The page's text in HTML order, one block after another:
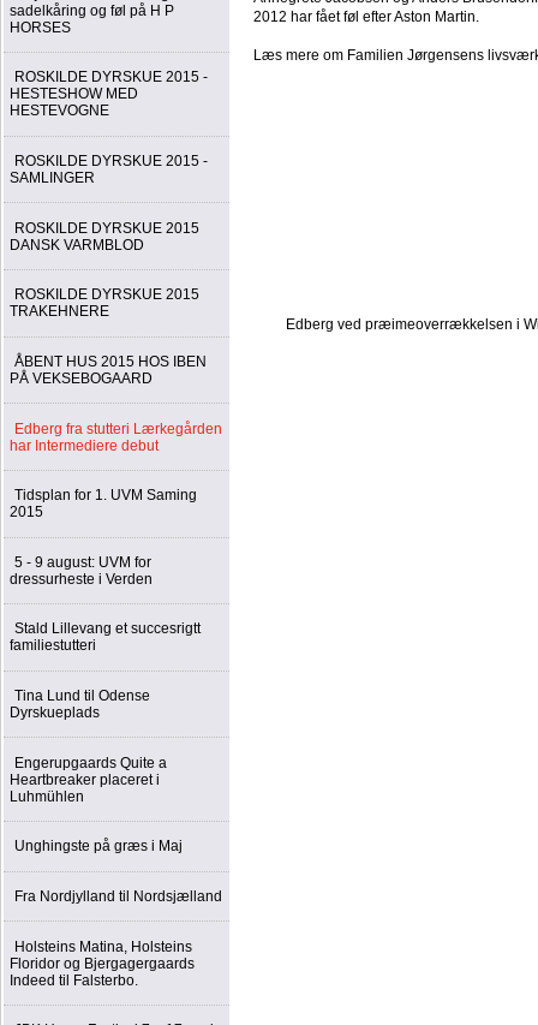
sadelkåring og føl på H P
HORSES
ROSKILDE DYRSKUE 2015 -
HESTESHOW MED
HESTEVOGNE
ROSKILDE DYRSKUE 2015 -
SAMLINGER
ROSKILDE DYRSKUE 2015
DANSK VARMBLOD
ROSKILDE DYRSKUE 2015
TRAKEHNERE
ÅBENT HUS 2015 HOS IBEN
PÅ VEKSEBOGAARD
Edberg fra stutteri Lærkegården
har Intermediere debut
Tidsplan for 1. UVM Saming
2015
5 - 9 august: UVM for
dressurheste i Verden
Stald Lillevang et succesrigtt
familiestutteri
Tina Lund til Odense
Dyrskueplads
Engerupgaards Quite a
Heartbreaker placeret i
Luhmühlen
Unghingste på græs i Maj
Fra Nordjylland til Nordsjælland
Holsteins Matina, Holsteins
Floridor og Bjergagergaards
Indeed til Falsterbo.
2012 har fået føl efter Aston Martin.
Læs mere om Familien Jørgensens
Edberg ved præimeoverrækkelsen i